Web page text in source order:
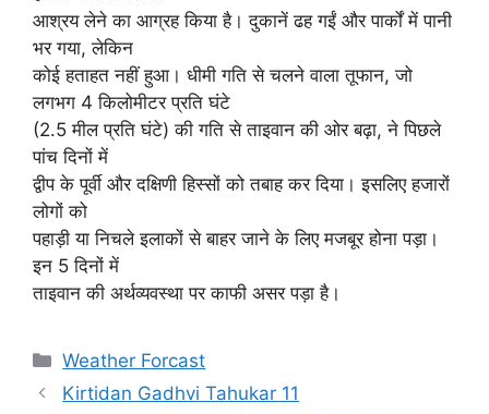
आश्रय लेने का आग्रह किया है। दुकानें ढह गईं और पार्कों में पानी
भर गया, लेकिन
कोई हताहत नहीं हुआ। धीमी गति से चलने वाला तूफान, जो
लगभग 4 किलोमीटर प्रति घंटे
(2.5 मील प्रति घंटे) की गति से ताइवान की ओर बढ़ा, ने पिछले
पांच दिनों में
द्वीप के पूर्वी और दक्षिणी हिस्सों को तबाह कर दिया। इसलिए हजारों
लोगों को
पहाड़ी या निचले इलाकों से बाहर जाने के लिए मजबूर होना पड़ा।
इन 5 दिनों में
ताइवान की अर्थव्यवस्था पर काफी असर पड़ा है।
Categories
Weather Forcast
Kirtidan Gadhvi Tahukar 11